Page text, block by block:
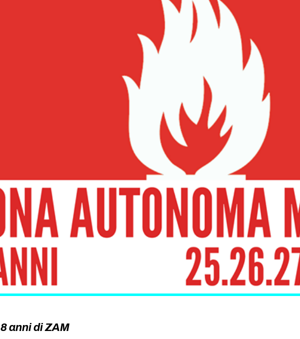
8 anni di ZAM